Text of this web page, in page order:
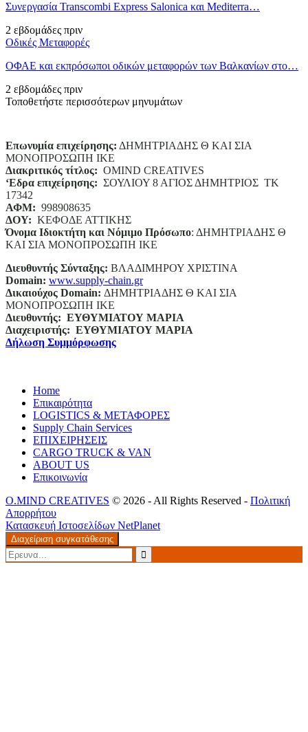
Συνεργασία Transcombi Express Salonica και Mediterra…
2 εβδομάδες πριν
Οδικές Μεταφορές
ΟΦΑΕ και εκπρόσωποι οδικών μεταφορών των Βαλκανίων στο…
2 εβδομάδες πριν
Τοποθετήστε περισσότερων μηνυμάτων
Επωνυμία επιχείρησης: ΔΗΜΗΤΡΙΑΔΗΣ Θ ΚΑΙ ΣΙΑ
ΜΟΝΟΠΡΟΣΩΠΗ ΙΚΕ
Διακριτικός τίτλος: ΟΜΙΝD CREATIVES
‘Eδρα επιχείρησης: ΣΟΥΛΙΟΥ 8 ΑΓΙΟΣ ΔΗΜΗΤΡΙΟΣ ΤΚ
17342
ΑΦΜ: 998908635
ΔΟΥ: ΚΕΦΟΔΕ ΑΤΤΙΚΗΣ
Όνομα Ιδιοκτήτη και Νόμιμο Πρόσωπο: ΔΗΜΗΤΡΙΑΔΗΣ Θ
ΚΑΙ ΣΙΑ ΜΟΝΟΠΡΟΣΩΠΗ ΙΚΕ
Διευθυντής Σύνταξης: ΒΛΑΔΙΜΗΡΟΥ ΧΡΙΣΤΙΝΑ
Domain: www.supply-chain.gr
Δικαιούχος Domain: ΔΗΜΗΤΡΙΑΔΗΣ Θ ΚΑΙ ΣΙΑ
ΜΟΝΟΠΡΟΣΩΠΗ ΙΚΕ
Διευθυντής: ΕΥΘΥΜΙΑΤΟΥ ΜΑΡΙΑ
Διαχειριστής: ΕΥΘΥΜΙΑΤΟΥ ΜΑΡΙΑ
Δήλωση Συμμόρφωσης
Home
Επικαιρότητα
LOGISTICS & ΜΕΤΑΦΟΡΕΣ
Supply Chain Services
ΕΠΙΧΕΙΡΗΣΕΙΣ
CARGO TRUCK & VAN
ABOUT US
Επικοινωνία
O.MIND CREATIVES © 2026 - All Rights Reserved - Πολιτική
Απορρήτου
Κατασκευή Ιστοσελίδων NetPlanet
Διαχείριση συγκατάθεσης